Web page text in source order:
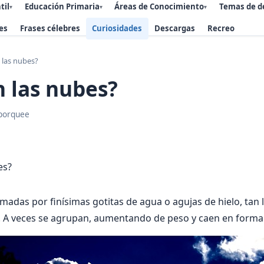
▾ Educación Primaria▾ Áreas de Conocimiento▾ Temas de
Frases célebres Curiosidades Descargas Recreo
nubes?
las nubes?
por finísimas gotitas de agua o agujas de hielo, tan
veces se agrupan, aumentando de peso y caen en